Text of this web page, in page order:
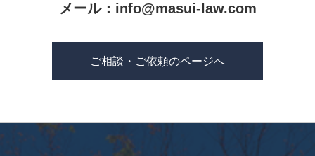
メール： info@masui-law.com
ご相談・ご依頼のページへ